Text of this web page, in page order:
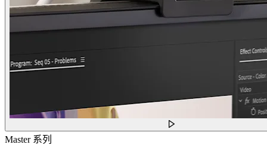
Master 系列